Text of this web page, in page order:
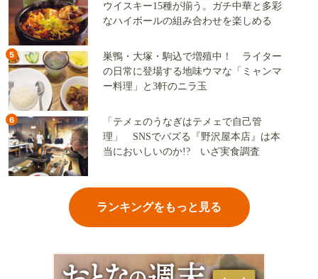
ウイスキー15種が揃う。ガチ中華と多彩
なハイボールの組み合わせを楽しめる
5
巣鴨・大塚・駒込で増殖中！ ライター
の日常に登場する地味ウマな「ミャンマ
ー料理」と3軒のニラ玉
6
「テメェのうなぎはテメェで自己管
理」 SNSでバズる『野沢屋本店』は本
当においしいのか!? いざ実食調査
ランキングをもっと見る